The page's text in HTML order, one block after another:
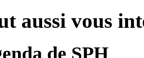
aussi vous
de SPH